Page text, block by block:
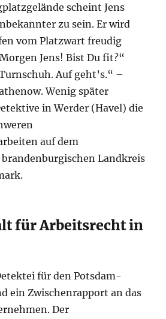
scheint Jens
zu sein. Er wird
vom Platzwart freudig
Jens! Bist Du fit?“
Auf geht’s.“ –
Wenig später
in Werder (Havel) die
auf dem
Landkreis
für Arbeitsrecht in
für den Potsdam-
ein Zwischenrapport an das
Der